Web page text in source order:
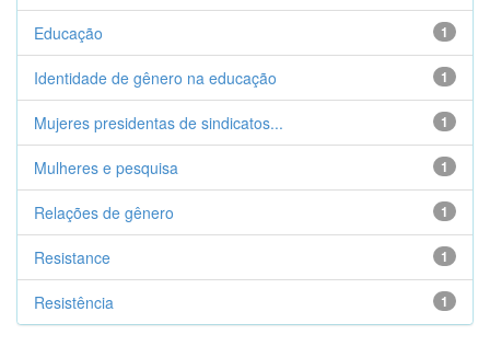
1
Educação
1
Identidade de gênero na educação
1
Mujeres presidentas de sindicatos...
1
Mulheres e pesquisa
1
Relações de gênero
1
Resistance
1
Resistência